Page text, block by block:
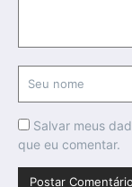
Salvar meus
que eu comentar.